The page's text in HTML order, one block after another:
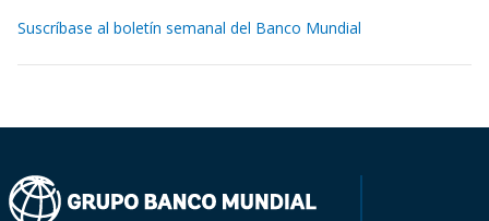
Suscríbase al boletín semanal del Banco Mundial